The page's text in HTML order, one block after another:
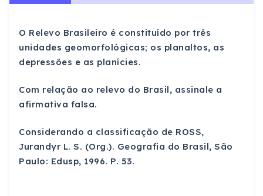
O Relevo Brasileiro é constituído por três
unidades geomorfológicas; os planaltos, as
depressões e as planícies.
Com relação ao relevo do Brasil, assinale a
afirmativa falsa.
Considerando a classificação de ROSS,
Jurandyr L. S. (Org.). Geografia do Brasil, São
Paulo: Edusp, 1996. P. 53.